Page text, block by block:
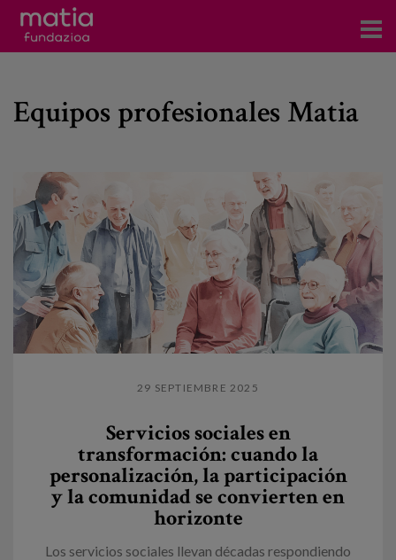
Servicios
Contacto
Noticias
Blog
Prensa
Equipos profesionales Matia
29 SEPTIEMBRE 2025
Servicios sociales en
transformación: cuando la
personalización, la participación
y la comunidad se convierten en
horizonte
Los servicios sociales llevan décadas respondiendo